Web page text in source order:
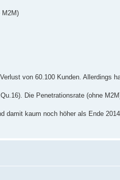
M2M)
von 60.100 Kunden. Allerdings
Die Penetrationsrate (ohne
damit kaum noch höher als Ende